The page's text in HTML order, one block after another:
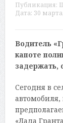
Публикация:
Дата: 30
Водитель
капоте
задержать,
Сегодня в
автомобиля,
«Лада